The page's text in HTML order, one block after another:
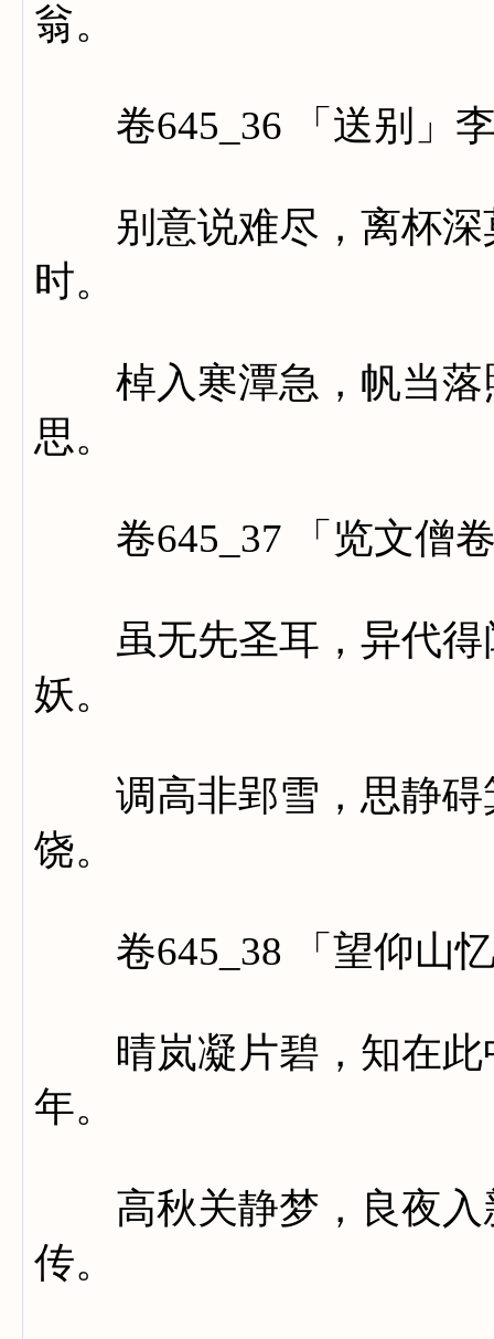
翁。
卷645_36 「送别」
别意说难尽，离杯深
时。
棹入寒潭急，帆当落
思。
卷645_37 「览文僧
虽无先圣耳，异代得
妖。
调高非郢雪，思静碍
饶。
卷645_38 「望仰山忆
晴岚凝片碧，知在此
年。
高秋关静梦，良夜入
传。